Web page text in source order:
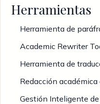
Herramientas
Herramienta de
Academic Rewriter
Herramienta de
Redacción
Gestión Inteligente